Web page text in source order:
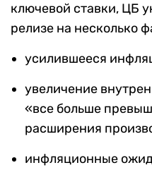
ключевой ставки, ЦБ
релизе на несколько
усилившееся
увеличение
«все больше
расширения
инфляционные